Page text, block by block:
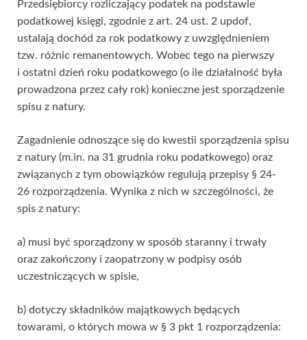
Przedsiębiorcy rozliczający podatek na podstawie
podatkowej księgi, zgodnie z art. 24 ust. 2 updof,
ustalają dochód za rok podatkowy z uwzględnieniem
tzw. różnic remanentowych. Wobec tego na pierwszy
i ostatni dzień roku podatkowego (o ile działalność była
prowadzona przez cały rok) konieczne jest sporządzenie
spisu z natury.
Zagadnienie odnoszące się do kwestii sporządzenia spisu
z natury (m.in. na 31 grudnia roku podatkowego) oraz
związanych z tym obowiązków regulują przepisy § 24-
26 rozporządzenia. Wynika z nich w szczególności, że
spis z natury:
a) musi być sporządzony w sposób staranny i trwały
oraz zakończony i zaopatrzony w podpisy osób
uczestniczących w spisie,
b) dotyczy składników majątkowych będących
towarami, o których mowa w § 3 pkt 1 rozporządzenia: